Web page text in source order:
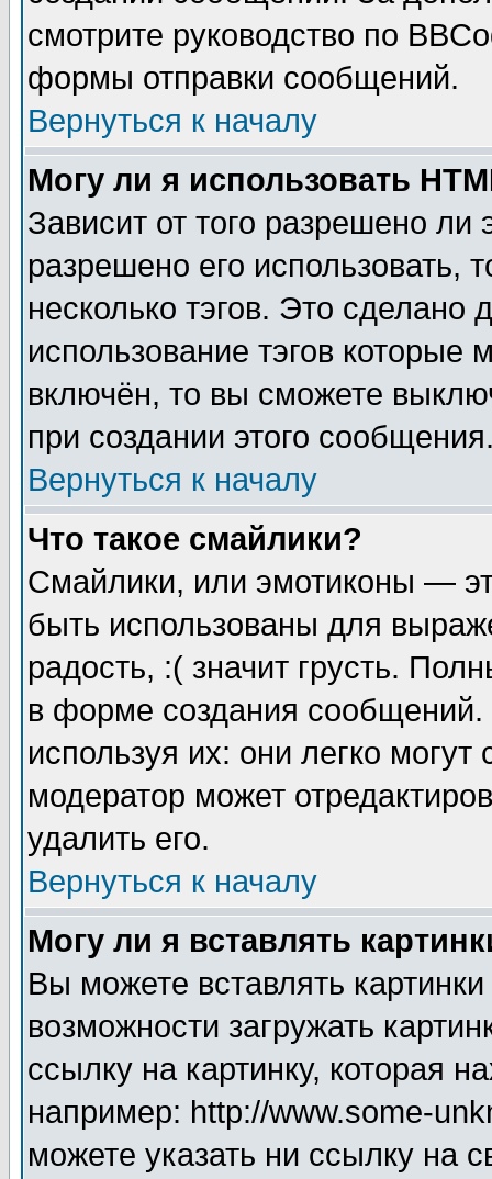
смотрите руководство по
формы отправки сообщений.
Вернуться к началу
Могу ли я использовать
Зависит от того разрешено
разрешено его использовать,
несколько тэгов. Это сделано
использование тэгов
включён, то вы сможете
при создании этого
Вернуться к началу
Что такое смайлики?
Смайлики, или эмотиконы —
быть использованы для
радость, :( значит грусть.
в форме создания сообщений.
используя их: они легко
модератор может
удалить его.
Вернуться к началу
Могу ли я вставлять
Вы можете вставлять
возможности загружать
ссылку на картинку, которая
например: http://www.some-
можете указать ни ссылку на